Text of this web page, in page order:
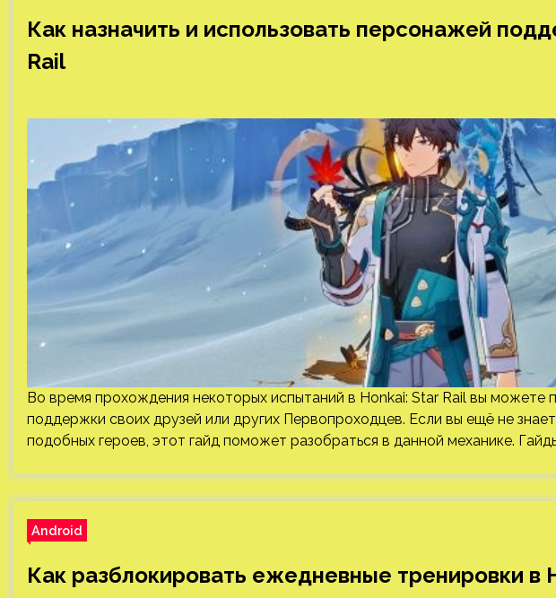
Как назначить и использовать персонажей
Rail
Во время прохождения некоторых испытаний в Honkai: Star Rail вы можете
поддержки своих друзей или других Первопроходцев. Если вы ещё не
подобных героев, этот гайд поможет разобраться в данной механике.
Android
Как разблокировать ежедневные тренировки в